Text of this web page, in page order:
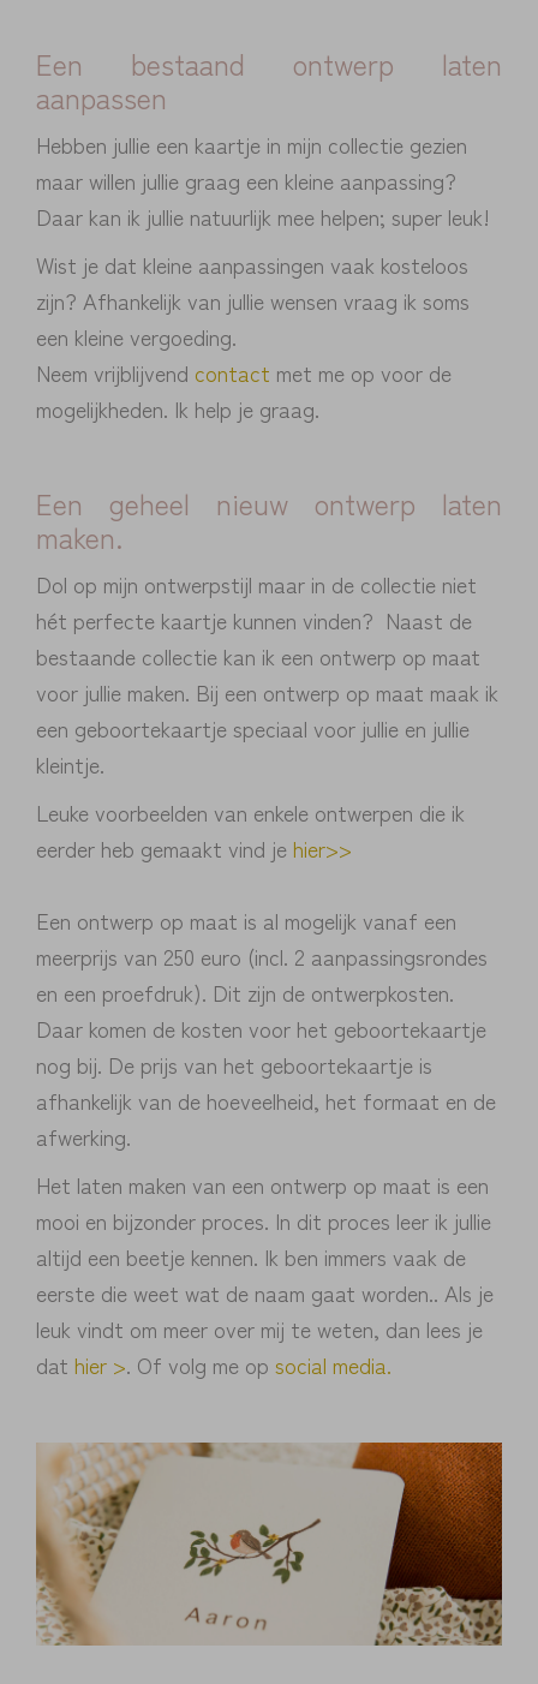
Een bestaand ontwerp laten
aanpassen
Hebben jullie een kaartje in mijn collectie gezien
maar willen jullie graag een kleine aanpassing?
Daar kan ik jullie natuurlijk mee helpen; super leuk!
Wist je dat kleine aanpassingen vaak kosteloos
zijn? Afhankelijk van jullie wensen vraag ik soms
een kleine vergoeding.
Neem vrijblijvend contact met me op voor de
mogelijkheden. Ik help je graag.
Een geheel nieuw ontwerp laten
maken.
Dol op mijn ontwerpstijl maar in de collectie niet
hét perfecte kaartje kunnen vinden? Naast de
bestaande collectie kan ik een ontwerp op maat
voor jullie maken. Bij een ontwerp op maat maak ik
een geboortekaartje speciaal voor jullie en jullie
kleintje.
Leuke voorbeelden van enkele ontwerpen die ik
eerder heb gemaakt vind jehier>>
Een ontwerp op maat is al mogelijk vanaf een
meerprijs van 250 euro (incl. 2 aanpassingsrondes
en een proefdruk). Dit zijn de ontwerpkosten.
Daar komen de kosten voor het geboortekaartje
nog bij. De prijs van het geboortekaartje is
afhankelijk van de hoeveelheid, het formaat en de
afwerking.
Het laten maken van een ontwerp op maat is een
mooi en bijzonder proces. In dit proces leer ik jullie
altijd een beetje kennen. Ik ben immers vaak de
eerste die weet wat de naam gaat worden.. Als je
leuk vindt om meer over mij te weten, dan lees je
dat hier >. Of volg me op social media.